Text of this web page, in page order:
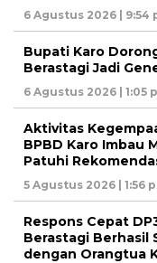
6 Agustus 2026 | 9:54
Bupati Karo
Berastagi Jadi
6 Agustus 2026 | 1:05
Aktivitas
BPBD Karo Imbau
Patuhi
5 Agustus 2026 | 1:56
Respons Cepat
Berastagi Berhasil
dengan Orangtua